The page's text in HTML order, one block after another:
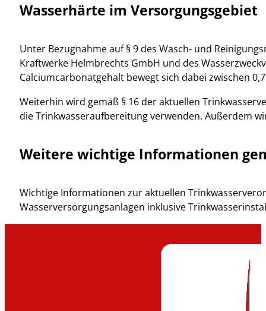
Wasserhärte im Versorgungsgebiet
Unter Bezugnahme auf § 9 des Wasch- und
Kraftwerke Helmbrechts GmbH und des
Calciumcarbonatgehalt bewegt sich dabei zwischen
Weiterhin wird gemäß § 16 der aktuellen
die Trinkwasseraufbereitung verwenden. Außerdem
Weitere wichtige Informationen
Wichtige Informationen zur aktuellen
Wasserversorgungsanlagen inklusive